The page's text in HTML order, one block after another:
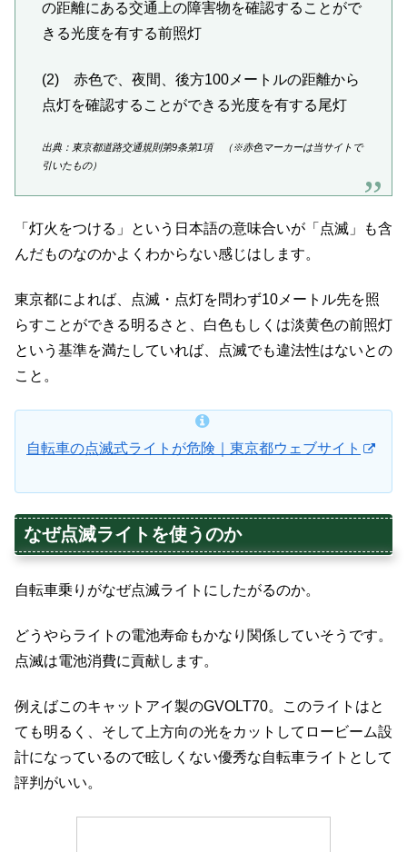
の距離にある交通上の障害物を確認することがで
きる光度を有する前照灯
(2) 赤色で、夜間、後方100メートルの距離から
点灯を確認することができる光度を有する尾灯
出典：東京都道路交通規則第9条第1項 （※赤色マーカーは当サイトで
引いたもの）
「灯火をつける」という日本語の意味合いが「点滅」も含
んだものなのかよくわからない感じはします。
東京都によれば、点滅・点灯を問わず10メートル先を照
らすことができる明るさと、白色もしくは淡黄色の前照灯
という基準を満たしていれば、点滅でも違法性はないとの
こと。
自転車の点滅式ライトが危険｜東京都ウェブサイト
なぜ点滅ライトを使うのか
自転車乗りがなぜ点滅ライトにしたがるのか。
どうやらライトの電池寿命もかなり関係していそうです。
点滅は電池消費に貢献します。
例えばこのキャットアイ製のGVOLT70。このライトはと
ても明るく、そして上方向の光をカットしてロービーム設
計になっているので眩しくない優秀な自転車ライトとして
評判がいい。